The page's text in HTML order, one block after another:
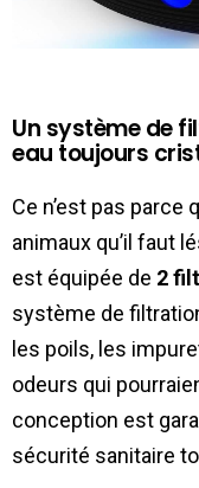
Un système de
eau toujours
Ce n’est pas parce
animaux qu’il faut
est équipée de 2
système de
les poils, les
odeurs qui
conception est
sécurité sanitaire